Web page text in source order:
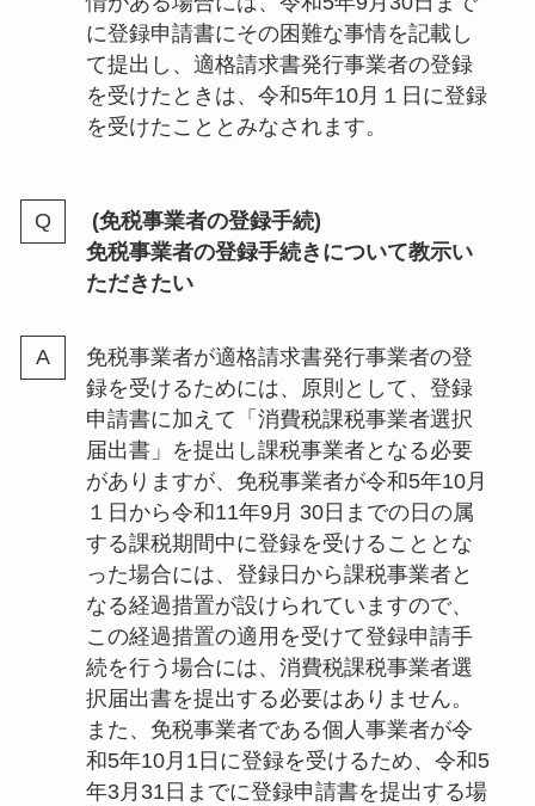
に登録申請書にその困難な事情を記載し
て提出し、適格請求書発行事業者の登録
を受けたときは、令和5年10月１日に登録
を受けたこととみなされます。
(免税事業者の登録手続)
免税事業者の登録手続きについて教示い
ただきたい
免税事業者が適格請求書発行事業者の登
録を受けるためには、原則として、登録
申請書に加えて「消費税課税事業者選択
届出書」を提出し課税事業者となる必要
がありますが、免税事業者が令和5年10月
１日から令和11年9月 30日までの日の属
する課税期間中に登録を受けることとな
った場合には、登録日から課税事業者と
なる経過措置が設けられていますので、
この経過措置の適用を受けて登録申請手
続を行う場合には、消費税課税事業者選
択届出書を提出する必要はありません。
また、免税事業者である個人事業者が令
和5年10月1日に登録を受けるため、令和5
年3月31日までに登録申請書を提出する場